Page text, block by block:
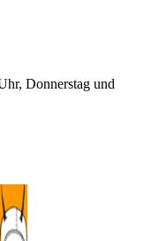
Donnerstag und